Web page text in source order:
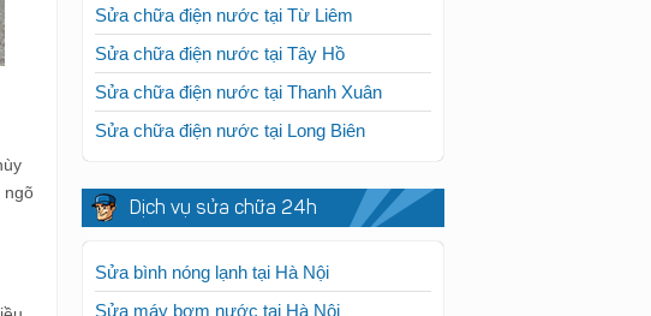
ngõ
Sửa chữa điện nước tại Từ Liêm
Sửa chữa điện nước tại Tây Hồ
Sửa chữa điện nước tại Thanh Xuân
Sửa chữa điện nước tại Long Biên
Dịch vụ sửa chữa 24h
Sửa bình nóng lạnh tại Hà Nội
Sửa máy bơm nước tại Hà Nội